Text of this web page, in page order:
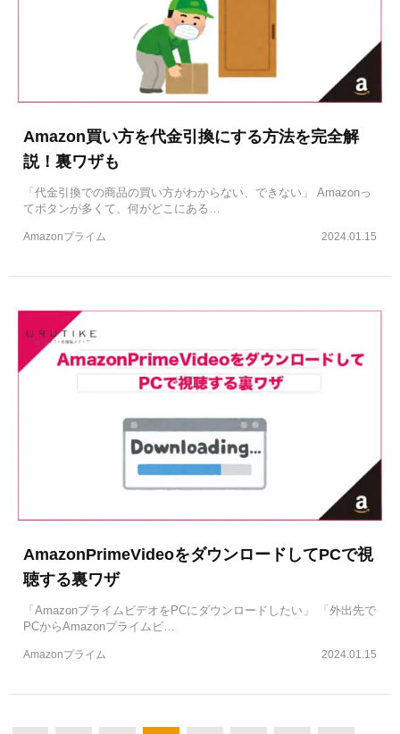
Amazon買い方を代金引換にする方法を完全解
説！裏ワザも
「代金引換での商品の買い方がわからない、できない」 Amazonっ
てボタンが多くて、何がどこにある…
2024.01.15
Amazonプライム
AmazonPrimeVideoをダウンロードしてPCで視
聴する裏ワザ
「AmazonプライムビデオをPCにダウンロードしたい」 「外出先で
PCからAmazonプライムビ…
2024.01.15
Amazonプライム